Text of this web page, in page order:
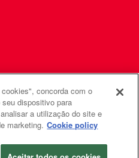
é uma agência da Igreja
Unida
Unidas. Todos os direitos
concorda com o
dispositivo para
a utilização do site e
marketing. Cookie policy